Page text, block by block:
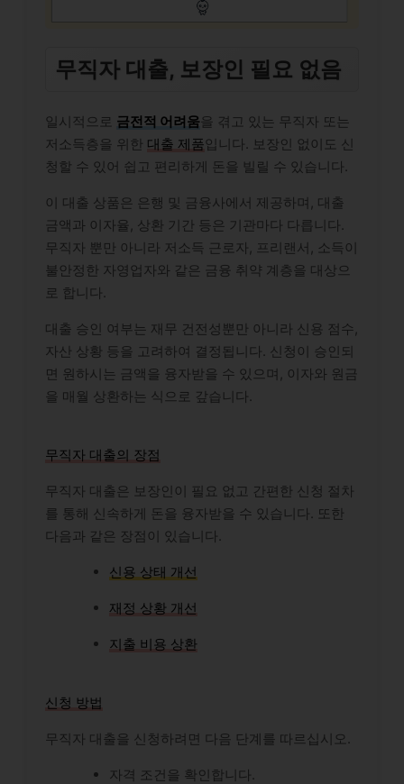
무직자 대출, 보장인 필요 없음
일시적으로 금전적 어려움을 겪고 있는 무직자 또는
저소득층을 위한 대출 제품입니다. 보장인 없이도 신
청할 수 있어 쉽고 편리하게 돈을 빌릴 수 있습니다.
이 대출 상품은 은행 및 금융사에서 제공하며, 대출
금액과 이자율, 상환 기간 등은 기관마다 다릅니다.
무직자 뿐만 아니라 저소득 근로자, 프리랜서, 소득이
불안정한 자영업자와 같은 금융 취약 계층을 대상으
로 합니다.
대출 승인 여부는 재무 건전성뿐만 아니라 신용 점수,
자산 상황 등을 고려하여 결정됩니다. 신청이 승인되
면 원하시는 금액을 융자받을 수 있으며, 이자와 원금
을 매월 상환하는 식으로 갚습니다.
무직자 대출의 장점
무직자 대출은 보장인이 필요 없고 간편한 신청 절차
를 통해 신속하게 돈을 융자받을 수 있습니다. 또한
다음과 같은 장점이 있습니다.
신용 상태 개선
재정 상황 개선
지출 비용 상환
신청 방법
무직자 대출을 신청하려면 다음 단계를 따르십시오.
자격 조건을 확인합니다.